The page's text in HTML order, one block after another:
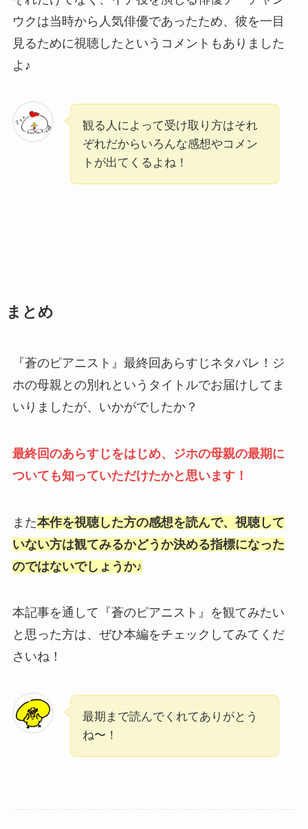
ウクは当時から人気俳優であったため、彼を一目
見るために視聴したというコメントもありました
よ♪
観る人によって受け取り方はそれ
ぞれだからいろんな感想やコメン
トが出てくるよね！
まとめ
『蒼のピアニスト』最終回あらすじネタバレ！ジ
ホの母親との別れというタイトルでお届けしてま
いりましたが、いかがでしたか？
最終回のあらすじをはじめ、ジホの母親の最期に
ついても知っていただけたかと思います！
また本作を視聴した方の感想を読んで、視聴して
いない方は観てみるかどうか決める指標になった
のではないでしょうか♪
本記事を通して『蒼のピアニスト』を観てみたい
と思った方は、ぜひ本編をチェックしてみてくだ
さいね！
最期まで読んでくれてありがとう
ね〜！